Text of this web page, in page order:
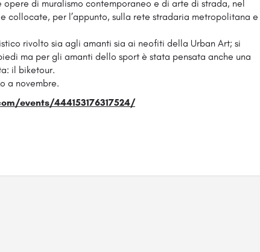
di muralismo contemporaneo e di arte di strada, nel
collocate, per l’appunto, sulla rete stradaria metropolitana e
rivolto sia agli amanti sia ai neofiti della Urban Art; si
ma per gli amanti dello sport è stata pensata anche una
il biketour.
a novembre.
events/444153176317524/